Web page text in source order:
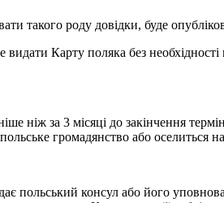
такого роду довідки, буде
Карту поляка без
ніж за 3 місяці до закінчення
громадянство або оселиться
польський консул або його